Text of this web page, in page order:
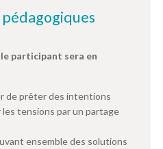
participant sera en
de prêter des intentions
tensions par un partage
ensemble des solutions